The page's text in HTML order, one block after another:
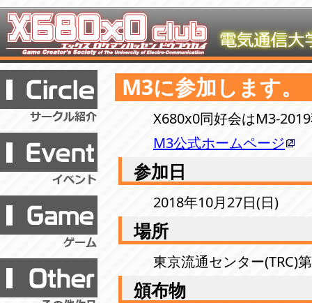
M3に参加します。
X680x0同好会はM3-
M3公式ホームページ
参加日
2018年10月27日(日)
場所
東京流通センター(TRC)
頒布物